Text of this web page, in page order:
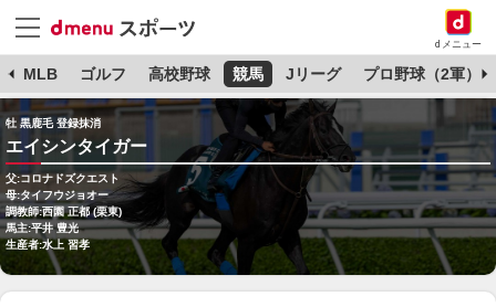
dメニュー
MLB ゴルフ 高校野球 競馬 Jリーグ プロ野球（2軍）
牡 黒鹿毛 登録抹消
エイシンタイガー
父:コロナドズクエスト
母:タイフウジョオー
調教師:西園 正都 (栗東)
馬主:平井 豊光
生産者:水上 習孝